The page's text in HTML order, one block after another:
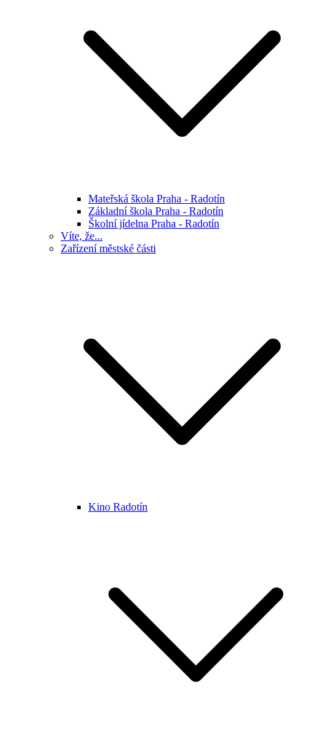
Mateřská škola Praha - Radotín
Základní škola Praha - Radotín
Školní jídelna Praha - Radotín
Víte, že...
Zařízení městské části
Kino Radotín